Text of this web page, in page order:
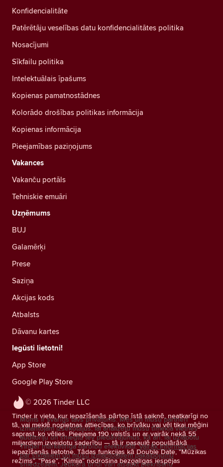
© 2026 Tinder LLC
Tinder ir vieta, kur iepazīšanās pārtop īstā saiknē, neatkarīgi no
tā, vai meklē nopietnas attiecības, ko brīvāku vai vēl tikai mēģini
saprast, ko vēlies. Pieejama 190 valstīs un ar vairāk nekā 55
miljardiem izveidotu saderību — tā ir pasaulē populārākā
iepazīšanās lietotne. Tādas funkcijas kā Double Date, "Mūzikas
režīms", "Pase", "Ķīmija" nodrošina bezgalīgas iespējas
Konfidencialitāte
Patērētāju veselības datu konfidencialitātes politika
Nosacījumi
Sīkfailu politika
Intelektuālais īpašums
Kopienas pamatnostādnes
Kolorādo drošības politikas informācija
Kopienas informācija
Pieejamības paziņojums
Vakances
Vakanču portāls
Tehniskie emuāri
Uzņēmums
BUJ
Galamērķi
Prese
Saziņa
Akcijas kods
Atbalsts
Dāvanu kartes
Iegūsti lietotni!
App Store
Google Play Store
Mums ir svarīgs tavs privātums. Mēs un mūsu partneri
izmantojam izsekotājus, lai analizētu mūsu tīmekļa vietnes
auditoriju un sniegtu tev piedāvājumus, kā arī, lai uzlabotu
Tinder mārketinga darbību efektivitāti. Vairāk informācijas
par sīkfailiem un mūsu izmantotajiem pakalpojumu
sniedzējiem. Jebkurā brīdī vari atsaukt piekrišanu